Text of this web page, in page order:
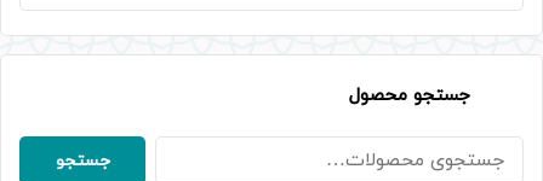
جستجو محصول
جستجو
برای:
جستجو